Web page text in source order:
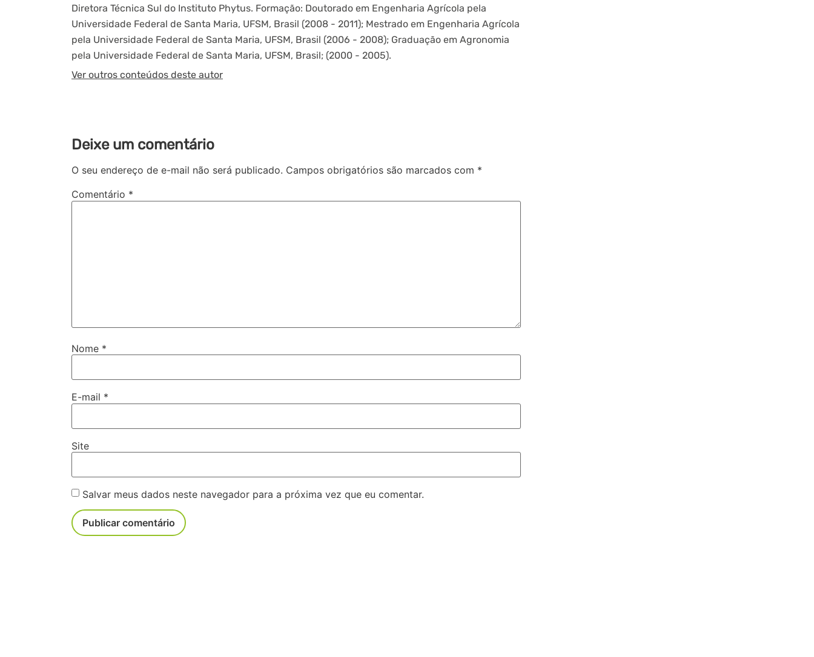
Diretora Técnica Sul do Instituto Phytus. Formação: Doutorado em Engenharia Agrícola pela
Universidade Federal de Santa Maria, UFSM, Brasil (2008 - 2011); Mestrado em Engenharia Agrícola
pela Universidade Federal de Santa Maria, UFSM, Brasil (2006 - 2008); Graduação em Agronomia
pela Universidade Federal de Santa Maria, UFSM, Brasil; (2000 - 2005).
Ver outros conteúdos deste autor
Deixe um comentário
O seu endereço de e-mail não será publicado. Campos obrigatórios são marcados com *
Comentário *
Nome *
E-mail *
Site
Salvar meus dados neste navegador para a próxima vez que eu comentar.